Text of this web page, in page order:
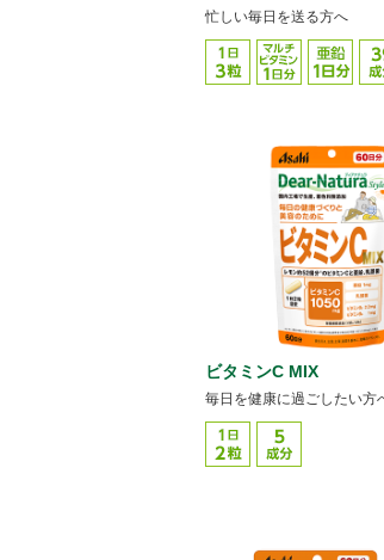
忙しい毎日を送る方へ
ビタミンC MIX
毎日を健康に過ごしたい方